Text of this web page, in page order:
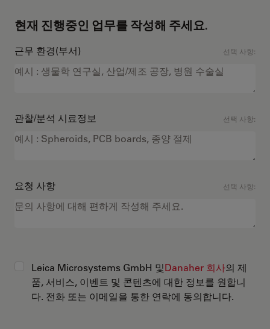
현재 진행중인 업무를 작성해 주세요.
근무 환경(부서) 선택 사항:
관찰/분석 시료정보 선택 사항:
요청 사항 선택 사항:
Leica Microsystems GmbH 및Danaher 회사의 제
품, 서비스, 이벤트 및 콘텐츠에 대한 정보를 원합니
다. 전화 또는 이메일을 통한 연락에 동의합니다.